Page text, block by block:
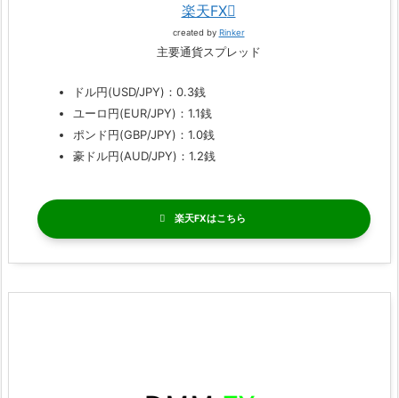
楽天FX
created by Rinker
主要通貨スプレッド
ドル円(USD/JPY)：0.3銭
ユーロ円(EUR/JPY)：1.1銭
ポンド円(GBP/JPY)：1.0銭
豪ドル円(AUD/JPY)：1.2銭
楽天FX